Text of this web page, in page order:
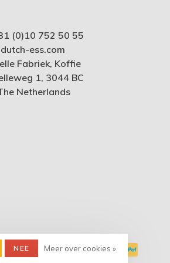
(0)10 752 50 55
ess.com
Fabriek, Koffie
1, 3044 BC
Netherlands
NEE Meer over cookies »